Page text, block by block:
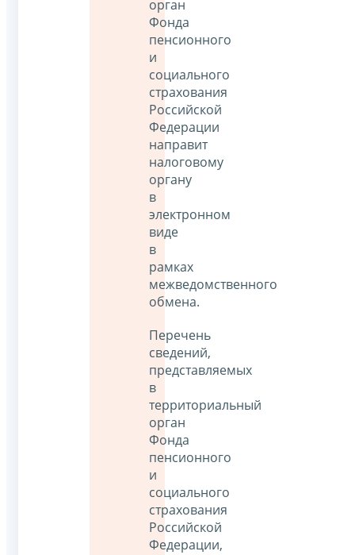
орган
Фонда
пенсионного
и
социального
страхования
Российской
Федерации
направит
налоговому
органу
в
электронном
виде
в
рамках
межведомственного
обмена.
Перечень
сведений,
представляемых
в
территориальный
орган
Фонда
пенсионного
и
социального
страхования
Российской
Федерации,